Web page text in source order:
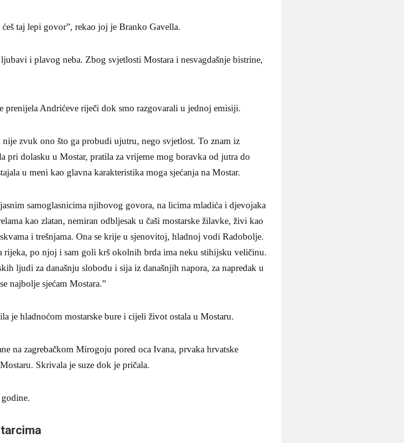
taj lepi govor”, rekao joj je Branko Gavella.
i plavog neba. Zbog svjetlosti Mostara i nesvagdašnje bistrine,
prenijela Andrićeve riječi dok smo razgovarali u jednoj emisiji.
zvuk ono što ga probudi ujutru, nego svjetlost. To znam iz
pri dolasku u Mostar, pratila za vrijeme mog boravka od jutra do
u meni kao glavna karakteristika moga sjećanja na Mostar.
samoglasnicima njihovog govora, na licima mladića i djevojaka
kao zlatan, nemiran odbljesak u čaši mostarske žilavke, živi kao
i trešnjama. Ona se krije u sjenovitoj, hladnoj vodi Radobolje.
rijeka, po njoj i sam goli krš okolnih brda ima neku stihijsku veličinu.
ljudi za današnju slobodu i sija iz današnjih napora, za napredak u
najbolje sjećam Mostara.”
je hladnoćom mostarske bure i cijeli život ostala u Mostaru.
na zagrebačkom Mirogoju pored oca Ivana, prvaka hrvatske
Skrivala je suze dok je pričala.